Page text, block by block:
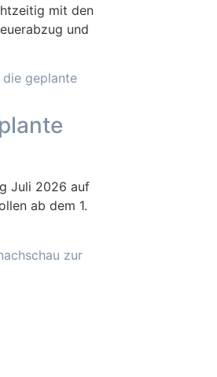
mit den
und
Juli 2026 auf
ab dem 1.